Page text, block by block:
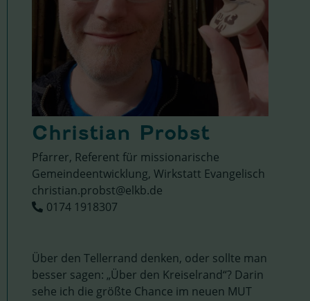
Christian Probst
Pfarrer, Referent für missionarische
Gemeindeentwicklung, Wirkstatt Evangelisch
christian.probst@elkb.de
0174 1918307
Über den Tellerrand denken, oder sollte man
besser sagen: „Über den Kreiselrand“? Darin
sehe ich die größte Chance im neuen MUT